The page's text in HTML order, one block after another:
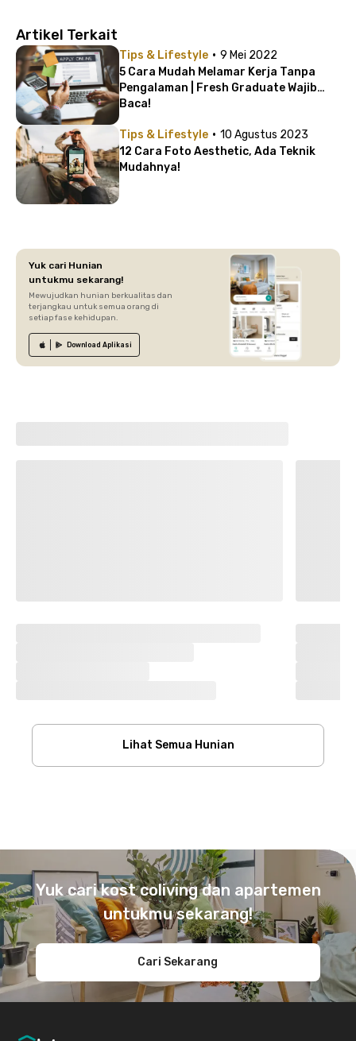
Artikel Terkait
Tips & Lifestyle · 9 Mei 2022
5 Cara Mudah Melamar Kerja Tanpa
Pengalaman | Fresh Graduate Wajib
Baca!
Tips & Lifestyle · 10 Agustus 2023
12 Cara Foto Aesthetic, Ada Teknik
Mudahnya!
Yuk cari Hunian
untukmu sekarang!
Mewujudkan hunian berkualitas dan
terjangkau untuk semua orang di
setiap fase kehidupan.
Download Aplikasi
Lihat Semua Hunian
Yuk cari kost coliving dan apartemen
untukmu sekarang!
Cari Sekarang